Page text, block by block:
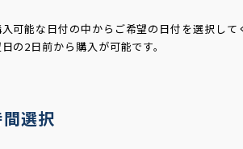
可能な日付の中からご希望の日付を選択して
の2日前から購入が可能です。
選択